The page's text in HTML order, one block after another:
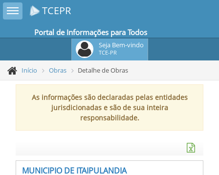
Toggle sidebar TCEPR
Portal de Informações para Todos
Seja Bem-vindo
TCE-PR
Início Obras Detalhe de Obras
As informações são declaradas pelas entidades
jurisdicionadas e são de sua inteira
responsabilidade.
MUNICIPIO DE ITAIPULANDIA